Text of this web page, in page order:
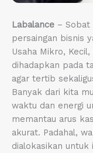
Labalance – Sobat
persaingan bisnis
Usaha Mikro,
dihadapkan pada
agar tertib
Banyak dari kita
waktu dan energi
memantau arus
akurat. Padahal,
dialokasikan